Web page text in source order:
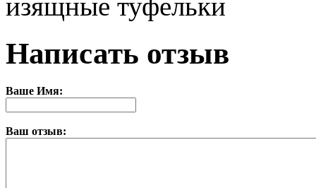
Написать отзыв
Ваше Имя:
Ваш отзыв: